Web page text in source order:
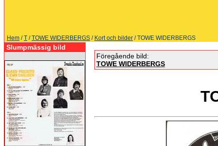
Hem /T /TOWE WIDERBERGS / Kort och bilder / TOWE WIDERBERGS
Slumpmässig bild
Föregående bild:
TOWE WIDERBERGS